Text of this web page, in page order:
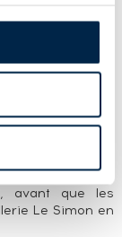
DE
de L’’Acajou,
distillerie
avant que les
Le Simon en